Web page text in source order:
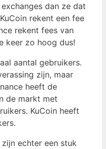
dan ze dat
rekent een fee
rekent fees van
keer zo hoog dus!
aantal gebruikers.
zijn, maar
heeft de
de markt met
KuCoin heeft
echter een stuk